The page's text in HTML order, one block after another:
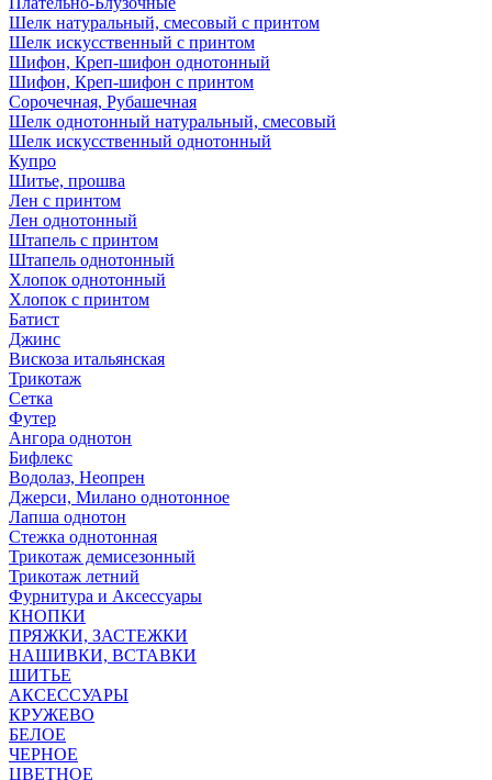
Шелк натуральный, смесовый с принтом
Шелк искусственный с принтом
Шифон, Креп-шифон однотонный
Шифон, Креп-шифон с принтом
Сорочечная, Рубашечная
Шелк однотонный натуральный, смесовый
Шелк искусственный однотонный
Купро
Шитье, прошва
Лен с принтом
Лен однотонный
Штапель с принтом
Штапель однотонный
Хлопок однотонный
Хлопок с принтом
Батист
Джинс
Вискоза итальянская
Трикотаж
Сетка
Футер
Ангора однотон
Бифлекс
Водолаз, Неопрен
Джерси, Милано однотонное
Лапша однотон
Стежка однотонная
Трикотаж демисезонный
Трикотаж летний
Фурнитура и Аксессуары
КНОПКИ
ПРЯЖКИ, ЗАСТЕЖКИ
НАШИВКИ, ВСТАВКИ
ШИТЬЕ
АКСЕССУАРЫ
КРУЖЕВО
БЕЛОЕ
ЧЕРНОЕ
ЦВЕТНОЕ